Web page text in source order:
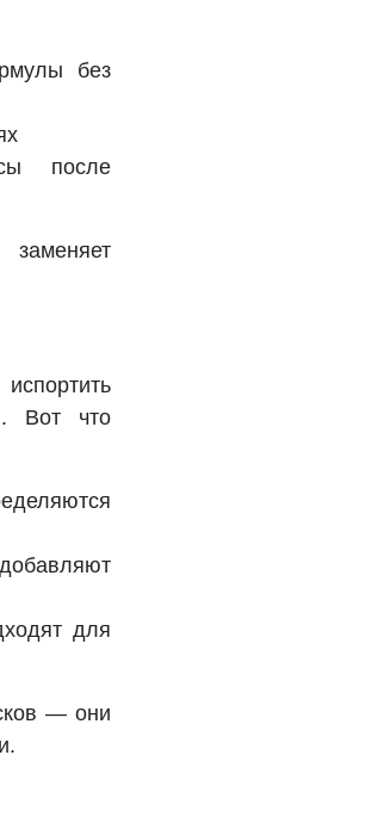
без
после
Вот что
для
— они